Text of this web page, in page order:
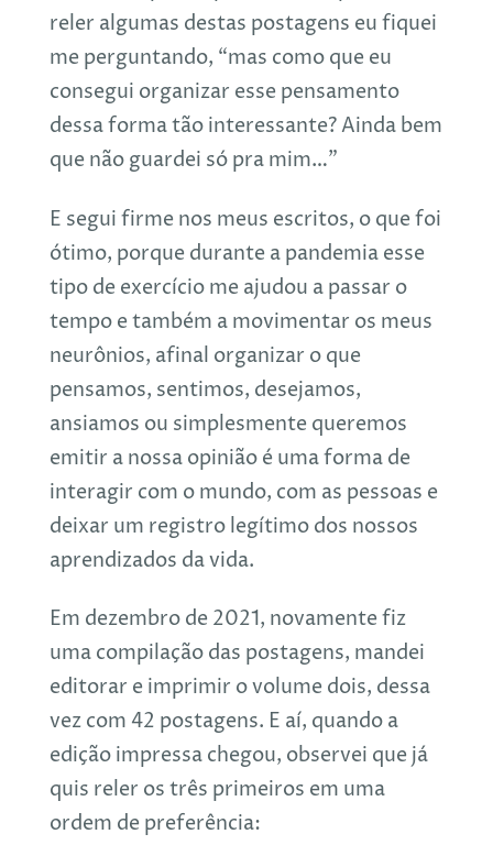
reler algumas destas postagens eu fiquei
me perguntando, “mas como que eu
consegui organizar esse pensamento
dessa forma tão interessante? Ainda bem
que não guardei só pra mim…”
E segui firme nos meus escritos, o que foi
ótimo, porque durante a pandemia esse
tipo de exercício me ajudou a passar o
tempo e também a movimentar os meus
neurônios, afinal organizar o que
pensamos, sentimos, desejamos,
ansiamos ou simplesmente queremos
emitir a nossa opinião é uma forma de
interagir com o mundo, com as pessoas e
deixar um registro legítimo dos nossos
aprendizados da vida.
Em dezembro de 2021, novamente fiz
uma compilação das postagens, mandei
editorar e imprimir o volume dois, dessa
vez com 42 postagens. E aí, quando a
edição impressa chegou, observei que já
quis reler os três primeiros em uma
ordem de preferência: